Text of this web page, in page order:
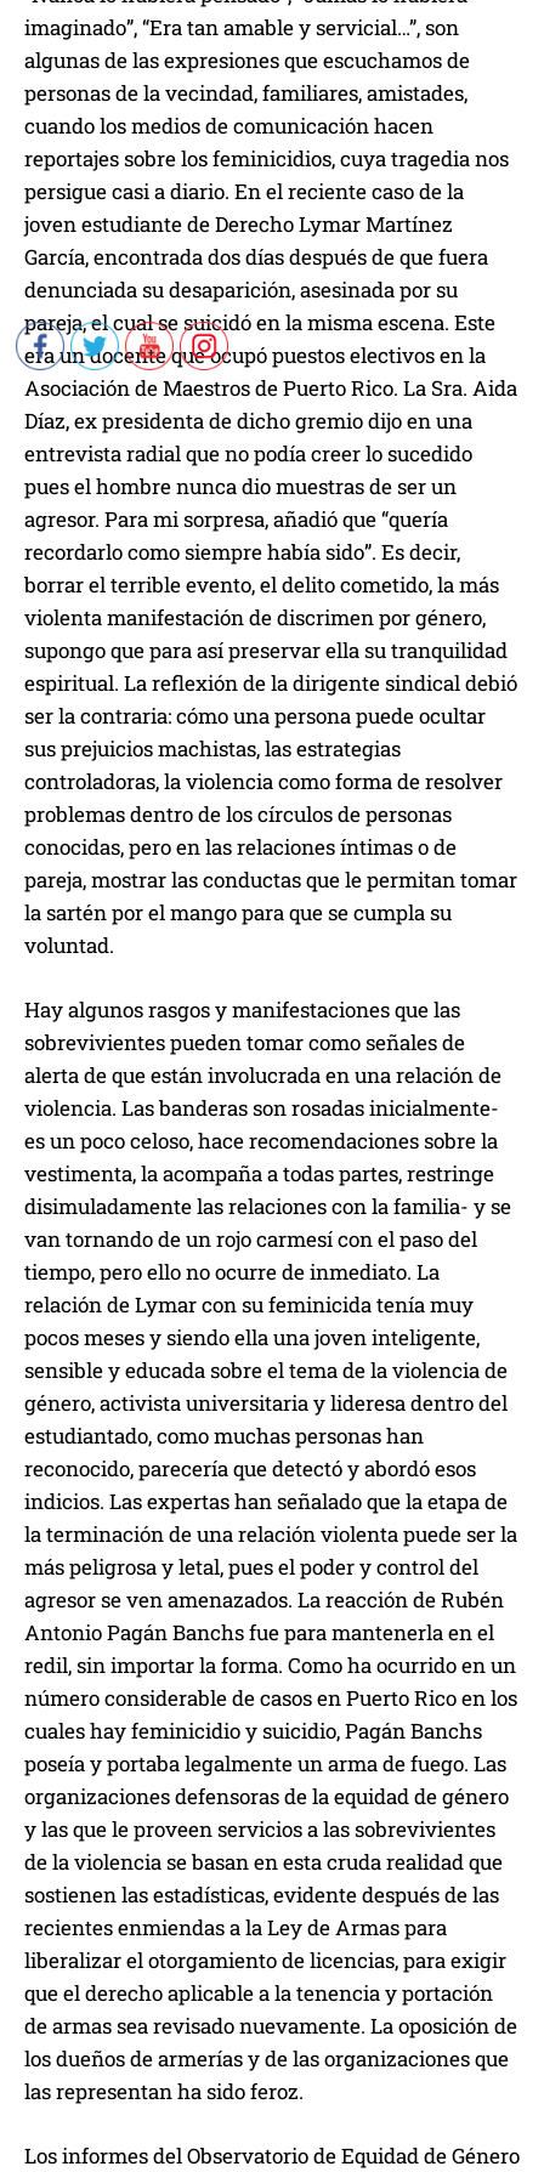
imaginado”, “Era tan amable y servicial…”, son
algunas de las expresiones que escuchamos de
personas de la vecindad, familiares, amistades,
cuando los medios de comunicación hacen
reportajes sobre los feminicidios, cuya tragedia nos
persigue casi a diario. En el reciente caso de la
joven estudiante de Derecho Lymar Martínez
García, encontrada dos días después de que fuera
denunciada su desaparición, asesinada por su
pareja, el cual se suicidó en la misma escena. Este
era un docente que ocupó puestos electivos en la
Asociación de Maestros de Puerto Rico. La Sra. Aida
Díaz, ex presidenta de dicho gremio dijo en una
entrevista radial que no podía creer lo sucedido
pues el hombre nunca dio muestras de ser un
agresor. Para mi sorpresa, añadió que “quería
recordarlo como siempre había sido”. Es decir,
borrar el terrible evento, el delito cometido, la más
violenta manifestación de discrimen por género,
supongo que para así preservar ella su tranquilidad
espiritual. La reflexión de la dirigente sindical debió
ser la contraria: cómo una persona puede ocultar
sus prejuicios machistas, las estrategias
controladoras, la violencia como forma de resolver
problemas dentro de los círculos de personas
conocidas, pero en las relaciones íntimas o de
pareja, mostrar las conductas que le permitan tomar
la sartén por el mango para que se cumpla su
voluntad.
Hay algunos rasgos y manifestaciones que las
sobrevivientes pueden tomar como señales de
alerta de que están involucrada en una relación de
violencia. Las banderas son rosadas inicialmente-
es un poco celoso, hace recomendaciones sobre la
vestimenta, la acompaña a todas partes, restringe
disimuladamente las relaciones con la familia- y se
van tornando de un rojo carmesí con el paso del
tiempo, pero ello no ocurre de inmediato. La
relación de Lymar con su feminicida tenía muy
pocos meses y siendo ella una joven inteligente,
sensible y educada sobre el tema de la violencia de
género, activista universitaria y lideresa dentro del
estudiantado, como muchas personas han
reconocido, parecería que detectó y abordó esos
indicios. Las expertas han señalado que la etapa de
la terminación de una relación violenta puede ser la
más peligrosa y letal, pues el poder y control del
agresor se ven amenazados. La reacción de Rubén
Antonio Pagán Banchs fue para mantenerla en el
redil, sin importar la forma. Como ha ocurrido en un
número considerable de casos en Puerto Rico en los
cuales hay feminicidio y suicidio, Pagán Banchs
poseía y portaba legalmente un arma de fuego. Las
organizaciones defensoras de la equidad de género
y las que le proveen servicios a las sobrevivientes
de la violencia se basan en esta cruda realidad que
sostienen las estadísticas, evidente después de las
recientes enmiendas a la Ley de Armas para
liberalizar el otorgamiento de licencias, para exigir
que el derecho aplicable a la tenencia y portación
de armas sea revisado nuevamente. La oposición de
los dueños de armerías y de las organizaciones que
las representan ha sido feroz.
Los informes del Observatorio de Equidad de Género